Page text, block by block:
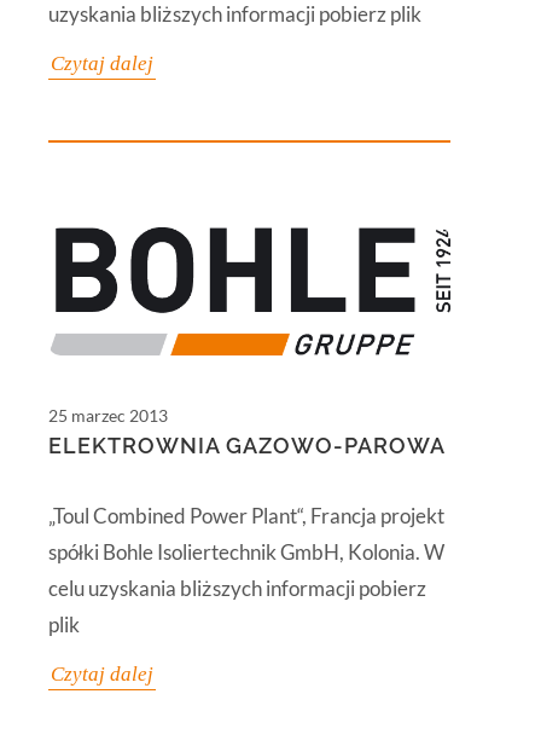
uzyskania bliższych informacji pobierz plik
Czytaj dalej
25 marzec 2013
ELEKTROWNIA GAZOWO-PAROWA
„Toul Combined Power Plant“, Francja projekt
spółki Bohle Isoliertechnik GmbH, Kolonia. W
celu uzyskania bliższych informacji pobierz
plik
Czytaj dalej